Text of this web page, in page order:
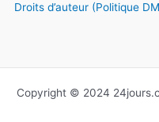
Droits d’auteur (Politique
Copyright © 2024